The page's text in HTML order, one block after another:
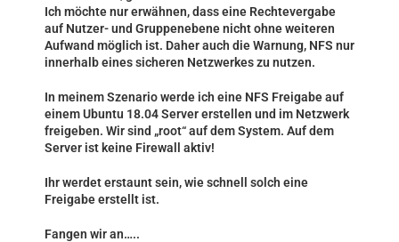
Ich möchte nur erwähnen, dass eine Rechtevergabe
auf Nutzer- und Gruppenebene nicht ohne weiteren
Aufwand möglich ist. Daher auch die Warnung, NFS nur
innerhalb eines sicheren Netzwerkes zu nutzen.
In meinem Szenario werde ich eine NFS Freigabe auf
einem Ubuntu 18.04 Server erstellen und im Netzwerk
freigeben. Wir sind „root“ auf dem System. Auf dem
Server ist keine Firewall aktiv!
Ihr werdet erstaunt sein, wie schnell solch eine
Freigabe erstellt ist.
Fangen wir an…..